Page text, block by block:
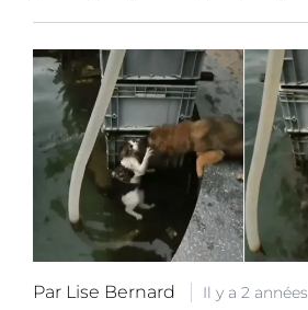
Par Lise Bernard Il y a 2 années